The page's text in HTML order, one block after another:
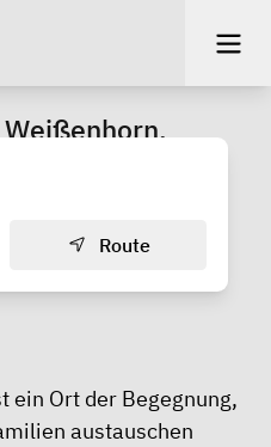
Pfaffenhofen
Route
ein Ort der Begegnung,
austauschen